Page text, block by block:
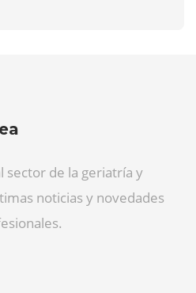
sector de la geriatría y
noticias y novedades